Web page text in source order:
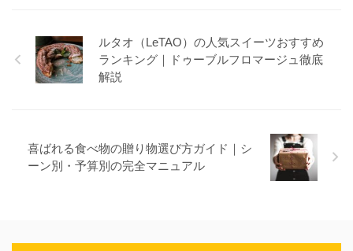
ルタオ（LeTAO）の人気スイーツおすすめ
ランキング｜ドゥーブルフロマージュ徹底
解説
喜ばれる食べ物の贈り物選び方ガイド｜シ
ーン別・予算別の完全マニュアル